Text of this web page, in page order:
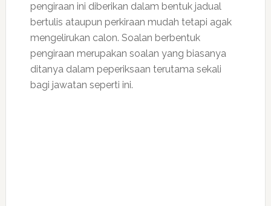
pengiraan ini diberikan dalam bentuk jadual
bertulis ataupun perkiraan mudah tetapi agak
mengelirukan calon. Soalan berbentuk
pengiraan merupakan soalan yang biasanya
ditanya dalam peperiksaan terutama sekali
bagi jawatan seperti ini.